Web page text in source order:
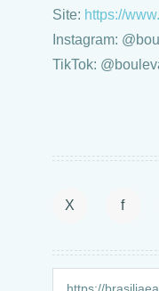
Site: https://
Instagram:
TikTok:
X f